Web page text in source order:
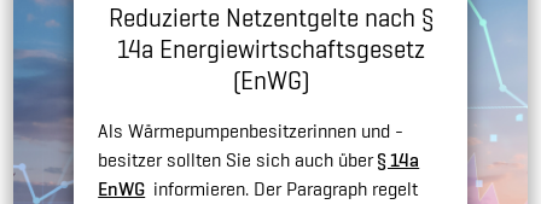
Reduzierte Netzentgelte nach §
14a Energiewirtschaftsgesetz
(EnWG)
Als Wärmepumpenbesitzerinnen und -
besitzer sollten Sie sich auch über§ 14a
EnWG informieren. Der Paragraph regelt